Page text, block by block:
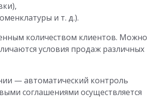
и т. д.).
количеством клиентов. Можно
условия продаж различных
— автоматический контроль
соглашениями осуществляется